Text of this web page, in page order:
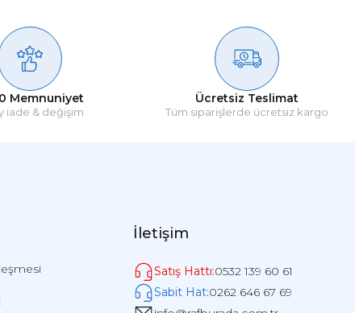
Memnuniyet
iade & değişim
Ücretsiz Teslimat
Tüm siparişlerde ücretsiz kargo
İletişim
Satış Hattı:0532 139 60 61
Sabit Hat:0262 646 67 69